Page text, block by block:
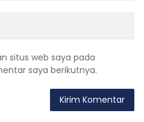
situs web saya pada
saya berikutnya.